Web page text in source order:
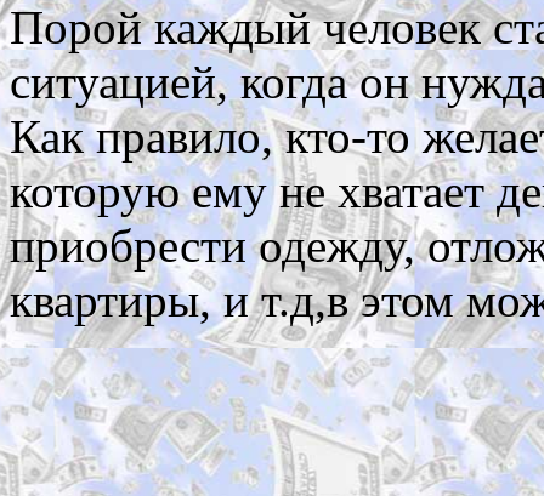
Порой каждый человек
ситуацией, когда он
Как правило, кто-то
которую ему не хватает
приобрести одежду,
квартиры, и т.д,в этом